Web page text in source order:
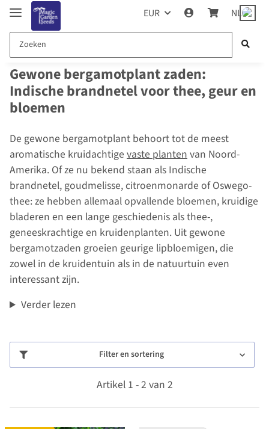
EUR NL
Gewone bergamotplant zaden:
Indische brandnetel voor thee, geur en
bloemen
De gewone bergamotplant behoort tot de meest
aromatische kruidachtige vaste plantenvan Noord-
Amerika. Of ze nu bekend staan als Indische
brandnetel, goudmelisse, citroenmonarde of Oswego-
thee: ze hebben allemaal opvallende bloemen, kruidige
bladeren en een lange geschiedenis als thee-,
geneeskrachtige en kruidenplanten. Uit gewone
bergamotzaden groeien geurige lipbloemigen, die
zowel in de kruidentuin als in de natuurtuin even
interessant zijn.
Verder lezen
Filter en sortering
Artikel 1 - 2 van 2